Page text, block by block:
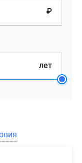
₽
лет